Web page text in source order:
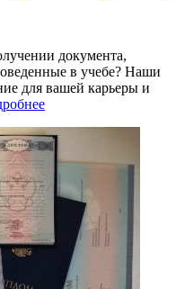
документа,
в учебе? Наши
для вашей карьеры и